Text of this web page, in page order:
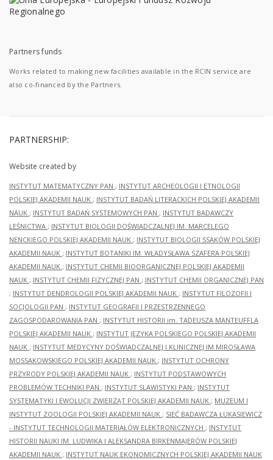
Partners funds
Works related to making new facilities available in the RCIN service are
also co-financed by the Partners.
PARTNERSHIP:
Website created by
INSTYTUT MATEMATYCZNY PAN ; INSTYTUT ARCHEOLOGII I ETNOLOGII
POLSKIEJ AKADEMII NAUK ; INSTYTUT BADAŃ LITERACKICH POLSKIEJ AKADEMII
NAUK ; INSTYTUT BADAŃ SYSTEMOWYCH PAN ; INSTYTUT BADAWCZY
LEŚNICTWA ; INSTYTUT BIOLOGII DOŚWIADCZALNEJ IM. MARCELEGO
NENCKIEGO POLSKIEJ AKADEMII NAUK ; INSTYTUT BIOLOGII SSAKÓW POLSKIEJ
AKADEMII NAUK ; INSTYTUT BOTANIKI IM. WŁADYSŁAWA SZAFERA POLSKIEJ
AKADEMII NAUK ; INSTYTUT CHEMII BIOORGANICZNEJ POLSKIEJ AKADEMII
NAUK ; INSTYTUT CHEMII FIZYCZNEJ PAN ; INSTYTUT CHEMII ORGANICZNEJ PAN
; INSTYTUT DENDROLOGII POLSKIEJ AKADEMII NAUK ; INSTYTUT FILOZOFII I
SOCJOLOGII PAN ; INSTYTUT GEOGRAFII I PRZESTRZENNEGO
ZAGOSPODAROWANIA PAN ; INSTYTUT HISTORII im. TADEUSZA MANTEUFFLA
POLSKIEJ AKADEMII NAUK ; INSTYTUT JĘZYKA POLSKIEGO POLSKIEJ AKADEMII
NAUK ; INSTYTUT MEDYCYNY DOŚWIADCZALNEJ I KLINICZNEJ IM.MIROSŁAWA
MOSSAKOWSKIEGO POLSKIEJ AKADEMII NAUK ; INSTYTUT OCHRONY
PRZYRODY POLSKIEJ AKADEMII NAUK ; INSTYTUT PODSTAWOWYCH
PROBLEMÓW TECHNIKI PAN ; INSTYTUT SLAWISTYKI PAN ; INSTYTUT
SYSTEMATYKI I EWOLUCJI ZWIERZĄT POLSKIEJ AKADEMII NAUK ; MUZEUM I
INSTYTUT ZOOLOGII POLSKIEJ AKADEMII NAUK ; SIEĆ BADAWCZA ŁUKASIEWICZ
- INSTYTUT TECHNOLOGII MATERIAŁÓW ELEKTRONICZNYCH ; INSTYTUT
HISTORII NAUKI IM. LUDWIKA I ALEKSANDRA BIRKENMAJERÓW POLSKIEJ
AKADEMII NAUK ; INSTYTUT NAUK EKONOMICZNYCH POLSKIEJ AKADEMII NAUK